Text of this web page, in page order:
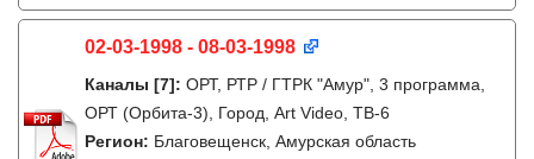
02-03-1998 - 08-03-1998
Каналы [7]: ОРТ, РТР / ГТРК "Амур", 3 программа,
ОРТ (Орбита-3), Город, Art Video, ТВ-6
Регион: Благовещенск, Амурская область